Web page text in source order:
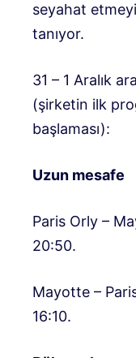
seyahat
tanıyor.
31 – 1 Aralık
(şirketin ilk
başlaması):
Uzun mesafe
Paris Orly –
20:50.
Mayotte –
16:10.